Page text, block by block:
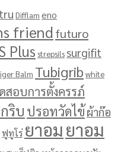
Difflam eno
friend futuro
Plus strepsils surgifit
Balm Tubigrib white
อบการตั้งครรภ์
ริบ ปรอทวัดไข้ผ้าก๊อ
ฟูทูโร่ ยาอมยาอม